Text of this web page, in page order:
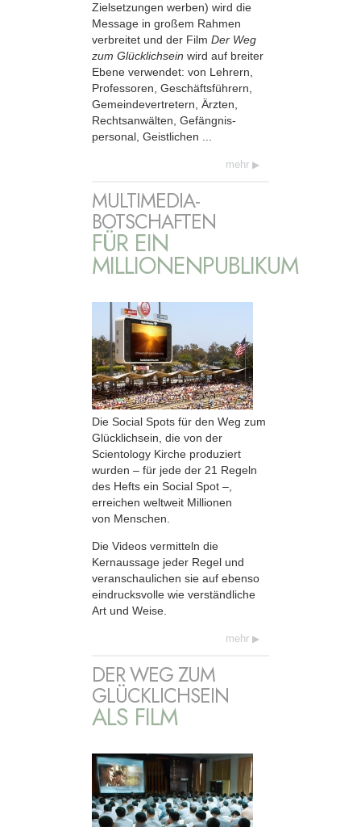
Zielsetzungen werben) wird die
Message in großem Rahmen
verbreitet und der Film Der Weg
zum Glücklichsein wird auf breiter
Ebene verwendet: von Lehrern,
Professoren, Geschäfts­führern,
Gemeinde­vertretern, Ärzten,
Rechts­anwälten, Gefängnis­
personal, Geistlichen ...
mehr
MULTIMEDIA-
BOTSCHAFTEN
FÜR EIN
MILLIONENPUBLIKUM
Die Social Spots für den Weg zum
Glücklichsein, die von der
Scientology Kirche produziert
wurden – für jede der 21 Regeln
des Hefts ein Social Spot –,
erreichen weltweit Millionen
von Menschen.
Die Videos vermitteln die
Kernaussage jeder Regel und
veranschaulichen sie auf ebenso
eindrucksvolle wie verständliche
Art und Weise.
mehr
DER WEG ZUM
GLÜCKLICHSEIN
ALS FILM